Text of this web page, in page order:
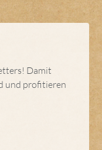
Damit
und profitieren